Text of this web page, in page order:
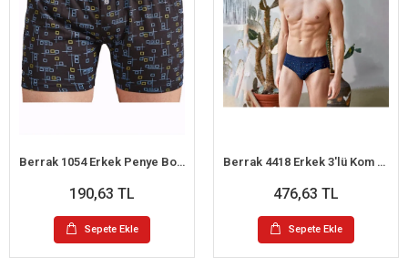
Berrak 1054 Erkek Penye Boxer
190,63 TL
Sepete Ekle
Berrak 4418 Erkek 3'lü Kom Slip Külot M
476,63 TL
Sepete Ekle